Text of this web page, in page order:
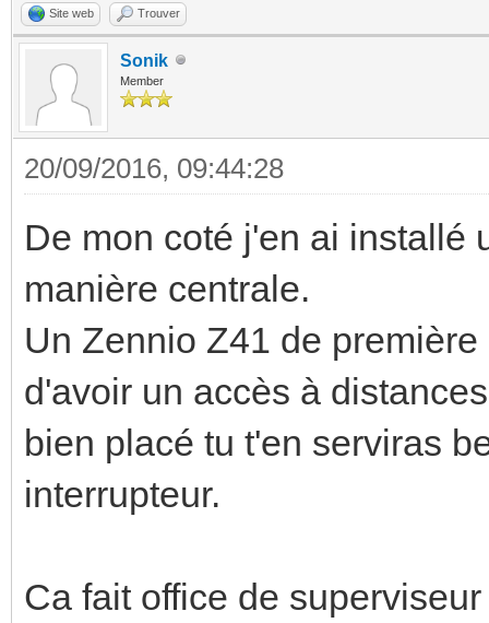
Site web Trouver
Sonik
Member
20/09/2016, 09:44:28
De mon coté j'en ai installé
manière centrale.
Un Zennio Z41 de
d'avoir un accès à
bien placé tu t'en serviras
interrupteur.
Ca fait office de